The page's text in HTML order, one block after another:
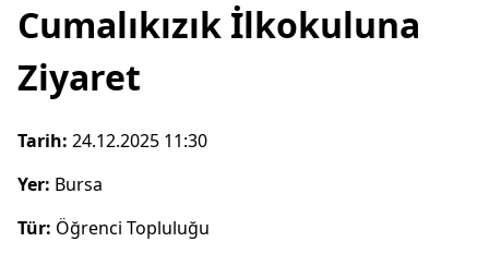
Cumalıkızık İlkokuluna
Ziyaret
Tarih: 24.12.2025 11:30
Yer: Bursa
Tür: Öğrenci Topluluğu